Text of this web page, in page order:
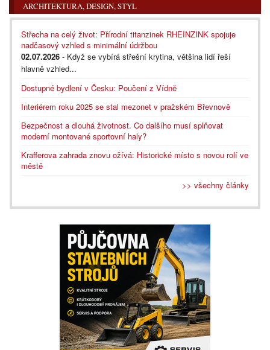
ARCHITEKTURA, DESIGN, STYL
Střecha na celý život: Přírodní titanzinek RHEINZINK spojuje
nadčasový vzhled s minimální údržbou
02.07.2026 - Když se vybírá střešní krytina, většina lidí řeší
hlavně vzhled...
Dostupné bydlení v Česku: Poučení z Vídně
Interiérem roku 2025 se stal mezonet v pražském Břevnově
Bezpečnost a dlouhá životnost. Co dalšího musí splňovat
moderní montované sportovní haly?
Krafferova zahrada znovu ožívá: Historické místo s novou rolí ve
městě
>> všechny články